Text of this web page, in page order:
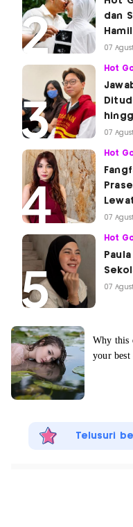
dan
07
Hot
07
Hot
07
Hot
07
Telusuri